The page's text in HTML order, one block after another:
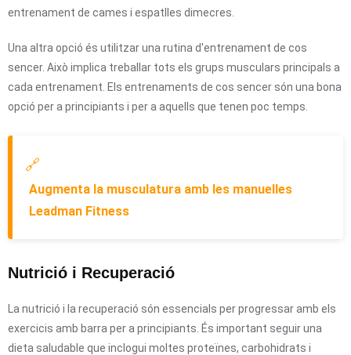
entrenament de cames i espatlles dimecres.
Una altra opció és utilitzar una rutina d'entrenament de cos
sencer. Això implica treballar tots els grups musculars principals a
cada entrenament. Els entrenaments de cos sencer són una bona
opció per a principiants i per a aquells que tenen poc temps.
🔗
Augmenta la musculatura amb les manuelles
Leadman Fitness
Nutrició i Recuperació
La nutrició i la recuperació són essencials per progressar amb els
exercicis amb barra per a principiants. És important seguir una
dieta saludable que inclogui moltes proteïnes, carbohidrats i